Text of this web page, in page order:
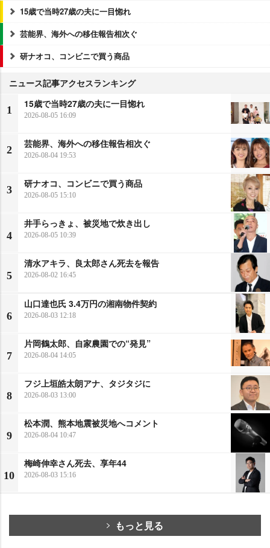
15歳で当時27歳の夫に一目惚れ
芸能界、海外への移住報告相次ぐ
研ナオコ、コンビニで買う商品
ニュース記事アクセスランキング
1
15歳で当時27歳の夫に一目惚れ
2026-08-05 16:09
2
芸能界、海外への移住報告相次ぐ
2026-08-04 19:53
3
研ナオコ、コンビニで買う商品
2026-08-05 15:10
4
井手らっきょ、被災地で炊き出し
2026-08-05 10:39
5
清水アキラ、良太郎さん死去を報告
2026-08-02 16:45
6
山口達也氏 3.4万円の湘南物件契約
2026-08-03 12:18
7
片岡鶴太郎、自家農園での“発見”
2026-08-04 14:05
8
フジ上垣皓太朗アナ、タジタジに
2026-08-03 13:00
9
松本潤、熊本地震被災地へコメント
2026-08-04 10:47
10
梅崎伸幸さん死去、享年44
2026-08-03 15:16
もっと見る